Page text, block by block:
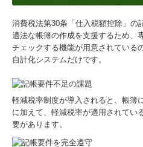
消費税法第30条「仕入税額控除」の
適法な帳簿の作成を支援するため、
チェックする機能が用意されている
自計化システムだけです。
軽減税率制度が導入されると、帳簿
に加えて、軽減税率が適用されてい
要があります。